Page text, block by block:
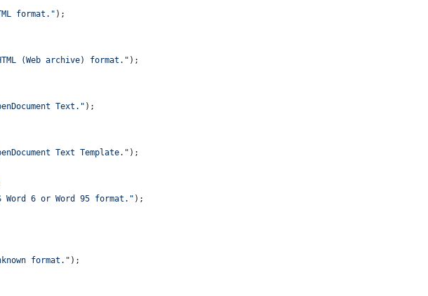
format." );
(Web archive) format." );
Text." );
Text Template." );
Word 6 or Word 95 format." );
format." );